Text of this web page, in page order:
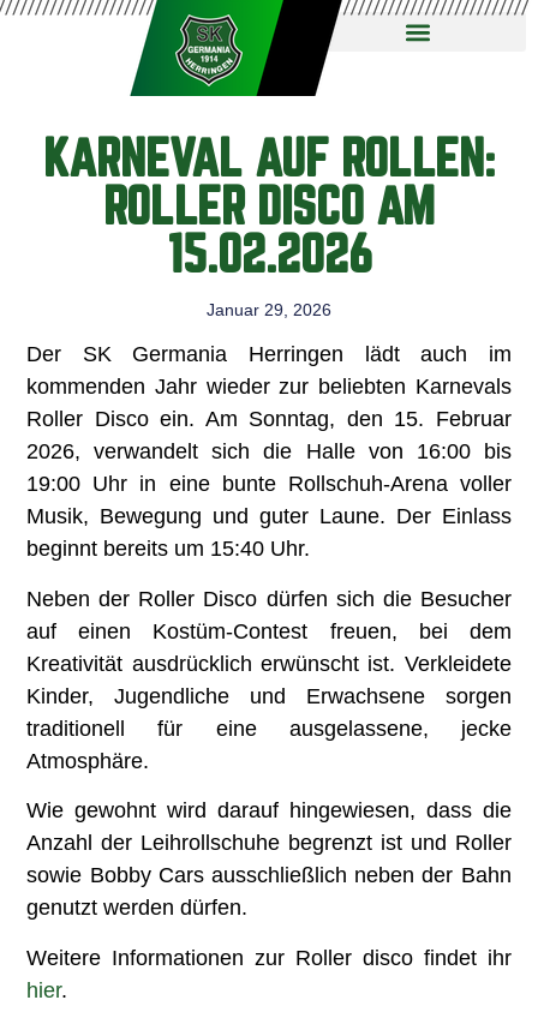
KARNEVAL AUF ROLLEN:
ROLLER DISCO AM
15.02.2026
Januar 29, 2026
Der SK Germania Herringen lädt auch im
kommenden Jahr wieder zur beliebten Karnevals
Roller Disco ein. Am Sonntag, den 15. Februar
2026, verwandelt sich die Halle von 16:00 bis
19:00 Uhr in eine bunte Rollschuh-Arena voller
Musik, Bewegung und guter Laune. Der Einlass
beginnt bereits um 15:40 Uhr.
Neben der Roller Disco dürfen sich die Besucher
auf einen Kostüm-Contest freuen, bei dem
Kreativität ausdrücklich erwünscht ist. Verkleidete
Kinder, Jugendliche und Erwachsene sorgen
traditionell für eine ausgelassene, jecke
Atmosphäre.
Wie gewohnt wird darauf hingewiesen, dass die
Anzahl der Leihrollschuhe begrenzt ist und Roller
sowie Bobby Cars ausschließlich neben der Bahn
genutzt werden dürfen.
Weitere Informationen zur Roller disco findet ihr
hier.